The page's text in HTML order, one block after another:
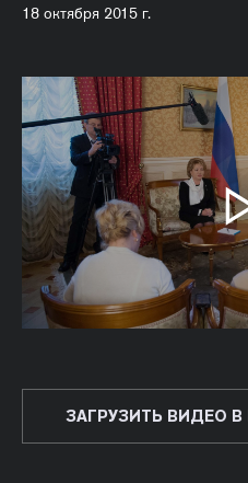
18 октября 2015 г.
ЗАГРУЗИТЬ ВИДЕО